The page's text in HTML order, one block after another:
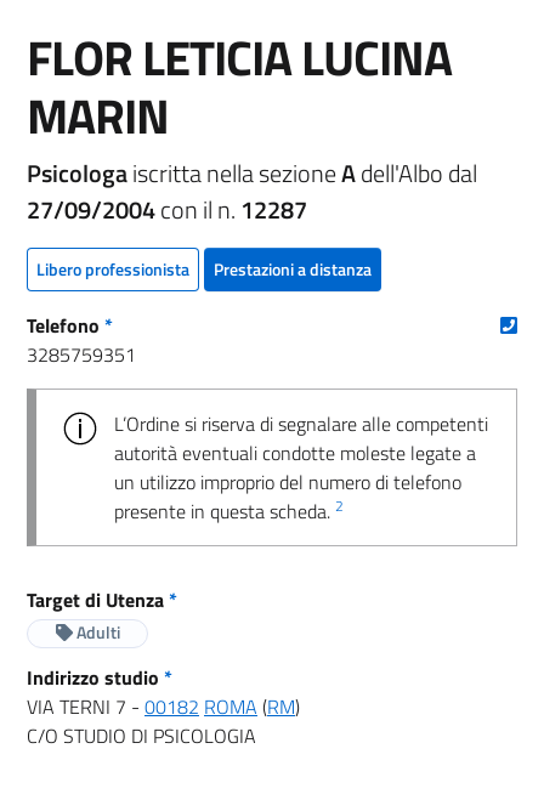
FLOR LETICIA LUCINA
MARIN
Psicologaiscritta nella sezioneAdell'Albo dal
27/09/2004con il n. 12287
Libero professionista Prestazioni a distanza
Telefono *
3285759351
L’Ordine si riserva di segnalare alle competenti
autorità eventuali condotte moleste legate a
un utilizzo improprio del numero di telefono
presente in questa scheda. 2
Target di Utenza*
Adulti
Indirizzo studio *
VIA TERNI 7 - 00182 ROMA (RM)
C/O STUDIO DI PSICOLOGIA